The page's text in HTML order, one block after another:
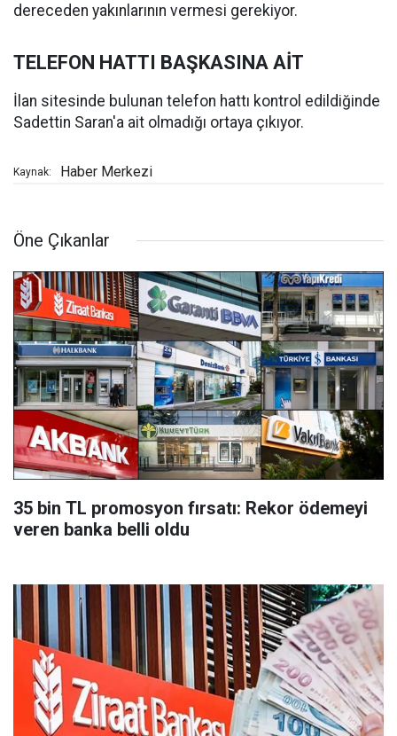
dereceden yakınlarının vermesi gerekiyor.
TELEFON HATTI BAŞKASINA AİT
İlan sitesinde bulunan telefon hattı kontrol edildiğinde
Sadettin Saran'a ait olmadığı ortaya çıkıyor.
Kaynak: Haber Merkezi
Öne Çıkanlar
35 bin TL promosyon fırsatı: Rekor ödemeyi
veren banka belli oldu